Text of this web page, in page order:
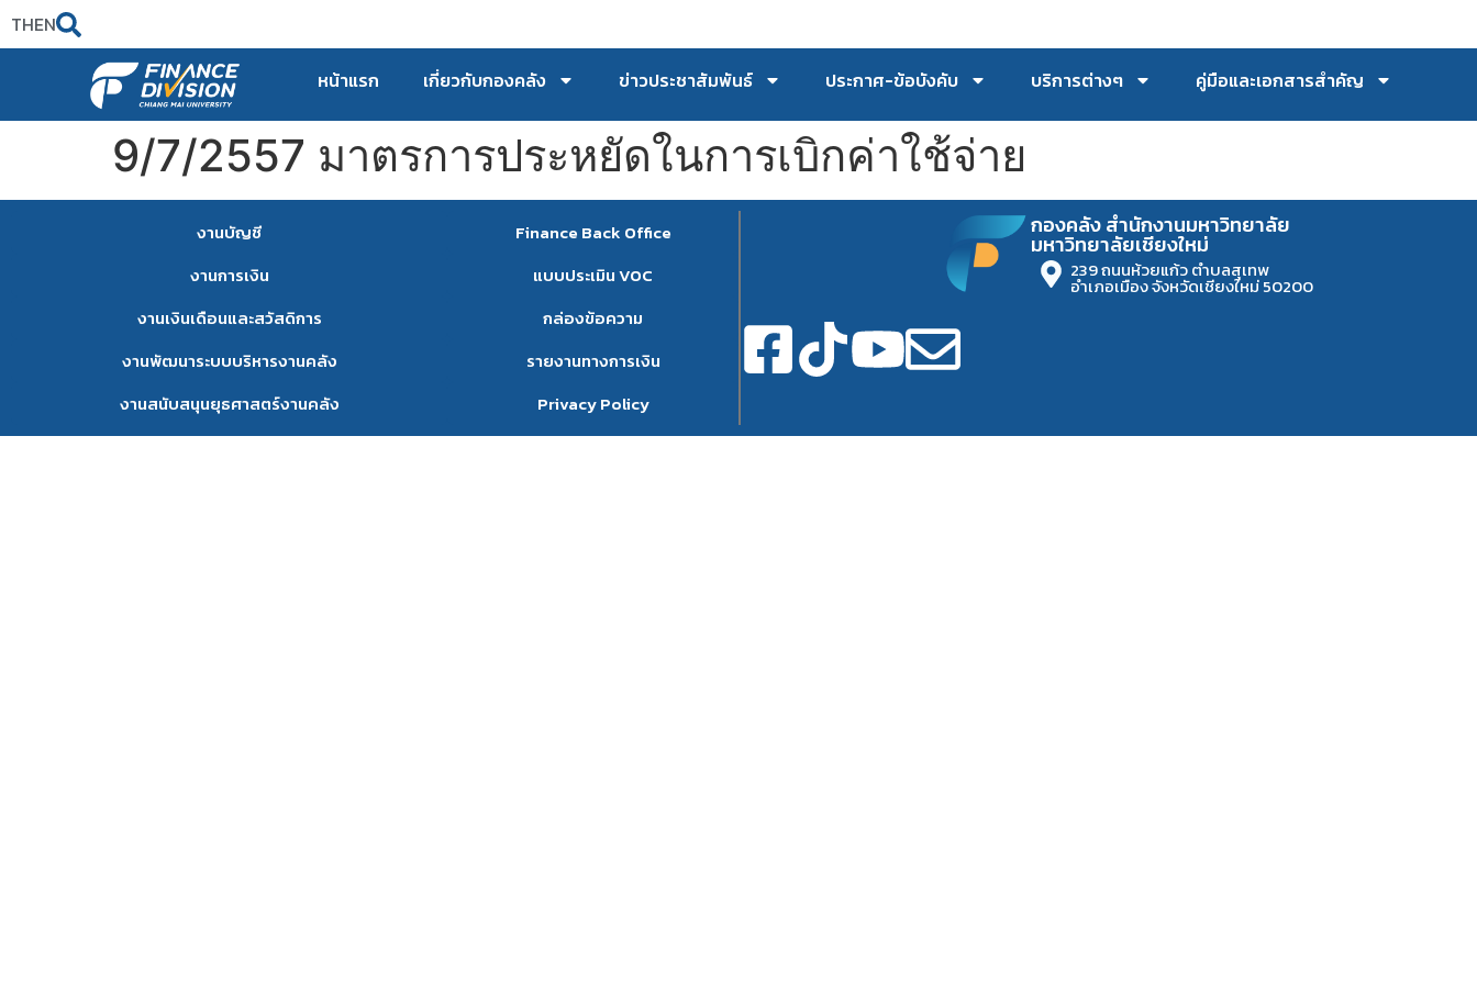
THEN
หน้าแรก เกี่ยวกับกองคลัง ข่าวประชาสัมพันธ์ ประกาศ-ข้อบังคับ บริการต่างๆ คู่มือและเอกสารสำคัญ
9/7/2557 มาตรการประหยัดในการเบิกค่าใช้จ่าย
งานบัญชี
งานการเงิน
งานเงินเดือนและสวัสดิการ
งานพัฒนาระบบบริหารงานคลัง
งานสนับสนุนยุธศาสตร์งานคลัง
Finance Back Office
แบบประเมิน VOC
กล่องข้อความ
รายงานทางการเงิน
Privacy Policy
กองคลัง สำนักงานมหาวิทยาลัย
มหาวิทยาลัยเชียงใหม่
239 ถนนห้วยแก้ว ตำบลสุเทพ
อำเภอเมือง จังหวัดเชียงใหม่ 50200